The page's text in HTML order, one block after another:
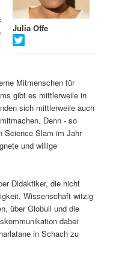
Julia Offe
Mitmenschen für
gibt es mittlerweile in
sich mittlerweile auch
Denn - so
Science Slam im Jahr
und willige
Didaktiker, die nicht
Wissenschaft witzig
über Globuli und die
dabei
in Schach zu